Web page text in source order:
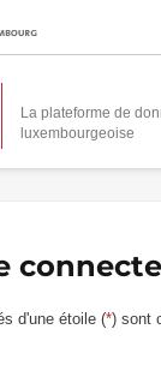
La plateforme de
d'une étoile (*) sont